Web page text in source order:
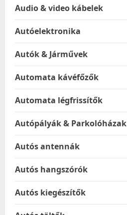
Audio & video kábelek
Autóelektronika
Autók & Járművek
Automata kávéfőzők
Automata légfrissítők
Autópályák & Parkolóházak
Autós antennák
Autós hangszórók
Autós kiegészítők